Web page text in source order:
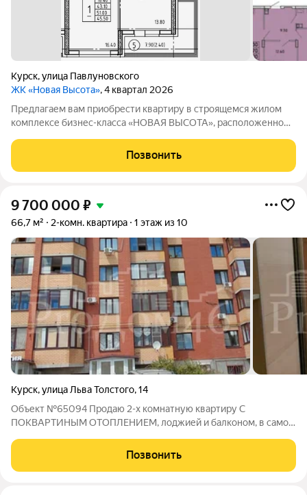
Курск,улица Павлуновского
ЖК «Новая Высота», 4 квартал 2026
Предлагаем вам приобрести квартиру в строящемся жилом
комплексе бизнес-класса «НОВАЯ ВЫСОТА», расположенном
"НОВАЯ ВЫСОТА" - это уютный уголок для жизни в самом
центре города. Комплекс
Позвонить
9 700 000 ₽
66,7 м² 2-комн. квартира 1 этаж из 10
Курск,улица Льва Толстого,14
Объект №65094 Продаю 2-х комнатную квартиру С
ПОКВАРТИНЫМ ОТОПЛЕНИЕМ, лоджией и балконом, в самом
метраж (66,7м) без учета площади лоджий - комнаты на две
стороны - офис под квартирой на -1 этаже -
Позвонить